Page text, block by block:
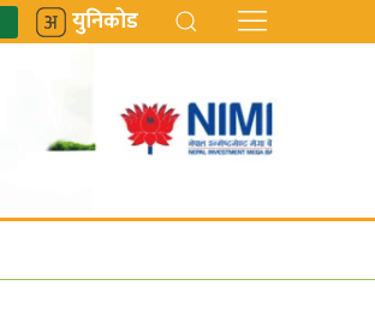
युनिकोड